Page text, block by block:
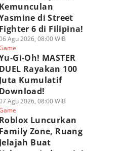
Obrolin
2026!
19:15 WIB
PUBG MOBILE
X-Suit, Skin Dengan
3 Mode Upgradable!
02 Agu 2026, 05:00 WIB
Game
Kemunculan
di Street
Fighter 6 di Filipina!
Agu 2026, 08:00 WIB
Gi-Oh! MASTER
DUEL Rayakan 100
Juta Kumulatif
Download!
Agu 2026, 08:00 WIB
Roblox Luncurkan
Family Zone, Ruang
Jelajah Buat